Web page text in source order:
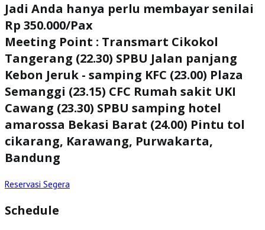
Jadi Anda hanya perlu membayar senilai
Rp 350.000/Pax
Meeting Point : Transmart Cikokol
Tangerang (22.30) SPBU Jalan panjang
Kebon Jeruk - samping KFC (23.00) Plaza
Semanggi (23.15) CFC Rumah sakit UKI
Cawang (23.30) SPBU samping hotel
amarossa Bekasi Barat (24.00) Pintu tol
cikarang, Karawang, Purwakarta,
Bandung
Reservasi Segera
Schedule